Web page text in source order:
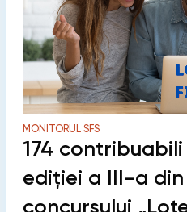
MONITORUL SFS
174
ediției a III-a
concursului